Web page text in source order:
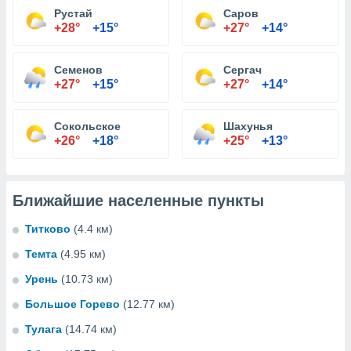
Рустай
+28° +15°
Саров
+27° +14°
Семенов
+27° +15°
Сергач
+27° +14°
Сокольское
+26° +18°
Шахунья
+25° +13°
Ближайшие населенные пункты
Титково (4.4 км)
Темта (4.95 км)
Урень (10.73 км)
Большое Горево (12.77 км)
Тулага (14.74 км)